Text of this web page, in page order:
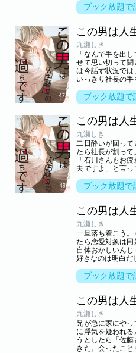
ブック放題で
この男は人
九瀬しき
「なんで手を出
せて思い切って
は今話す状況で
いっきり社長の
録されています。
ブック放題で
この男は人
九瀬しき
二日酔いが回っ
たら社長が割っ
「石川さんもお
夫ですよ」と言
作品は「恋するソ
います。
ブック放題で
この男は人
九瀬しき
一旦落ち着こう。
たら恋愛対象は同
自体おかしいん
好きなのは明白だ
ブック放題で
この男は人
九瀬しき
兄が急に家にや
に浮気を疑われ
うとしたら「佐
きた。会ったこ